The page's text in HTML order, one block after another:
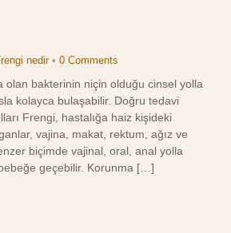
nedir •0 Comments
olan bakterinin niçin olduğu cinsel yolla
kolayca bulaşabilir. Doğru tedavi
Frengi, hastalığa haiz kişideki
vajina, makat, rektum, ağız ve
biçimde vajinal, oral, anal yolla
geçebilir. Korunma […]